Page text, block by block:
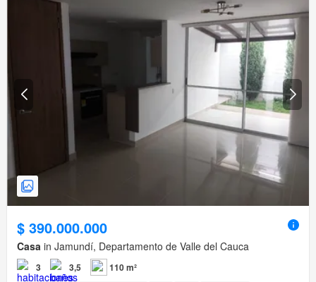
$ 390.000.000
Casa in Jamundí, Departamento de Valle del Cauca
3 3,5 110 m²